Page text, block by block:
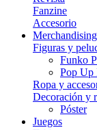
Fanzine
Accesorio
Merchandising
Figuras y
Funko
Pop Up
Ropa y
Decoración y
Póster
Juegos